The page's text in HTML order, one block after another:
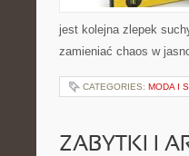
jest kolejna zlepek
zamieniać chaos w
CATEGORIES: MODA I
ZABYTKI I